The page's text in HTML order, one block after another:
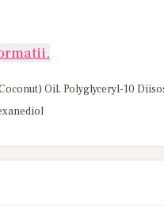
Oil, Polyglyceryl-10